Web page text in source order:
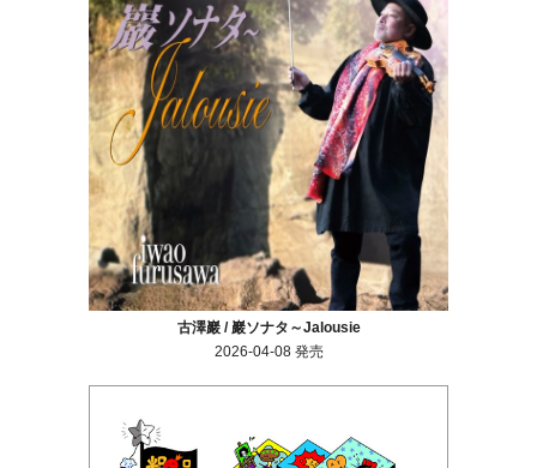
古澤巖 / 巖ソナタ～Jalousie
2026-04-08 発売